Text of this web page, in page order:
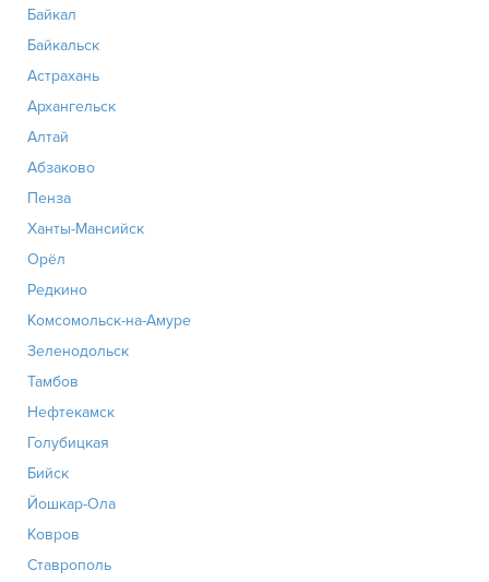
Байкал
Байкальск
Астрахань
Архангельск
Алтай
Абзаково
Пенза
Ханты-Мансийск
Орёл
Редкино
Комсомольск-на-Амуре
Зеленодольск
Тамбов
Нефтекамск
Голубицкая
Бийск
Йошкар-Ола
Ковров
Ставрополь